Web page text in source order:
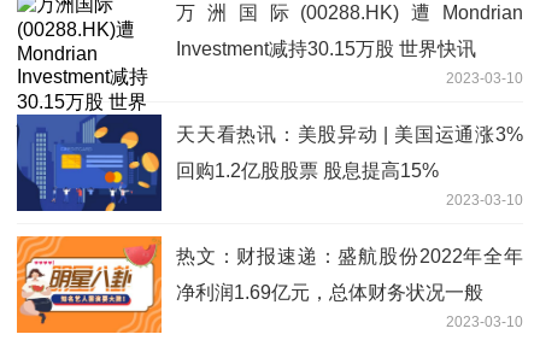
万洲国际(00288.HK)遭Mondrian
Investment减持30.15万股 世界快讯
2023-03-10
天天看热讯：美股异动 | 美国运通涨3%
回购1.2亿股股票 股息提高15%
2023-03-10
热文：财报速递：盛航股份2022年全年
净利润1.69亿元，总体财务状况一般
2023-03-10